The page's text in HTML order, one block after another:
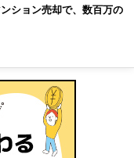
ション売却で、数百万の